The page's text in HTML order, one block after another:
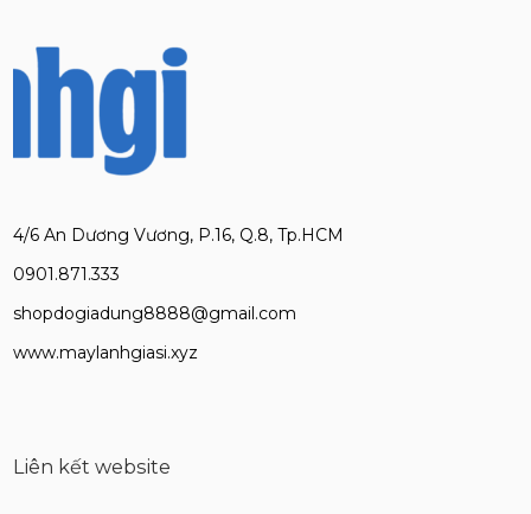
4/6 An Dương Vương, P.16, Q.8, Tp.HCM
0901.871.333
shopdogiadung8888@gmail.com
www.maylanhgiasi.xyz
Liên kết website